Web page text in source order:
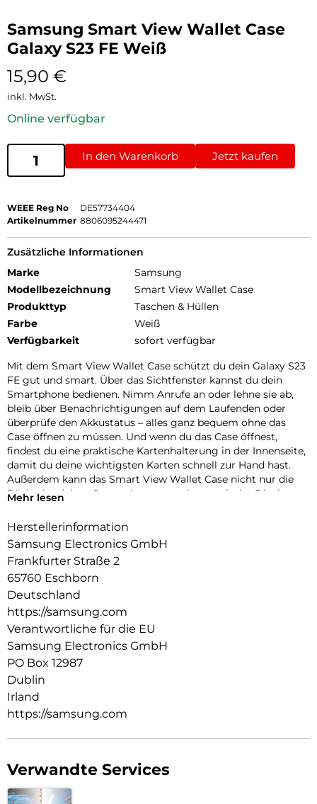
Samsung Smart View Wallet Case
Galaxy S23 FE Weiß
15,90 €
inkl. MwSt.
Online verfügbar
In den Warenkorb Jetzt kaufen
WEEE Reg No
DE57734404
Artikelnummer 8806095244471
Zusätzliche Informationen
Marke
Samsung
Modellbezeichnung
Smart View Wallet Case
Produkttyp
Taschen & Hüllen
Farbe
Weiß
Verfügbarkeit
sofort verfügbar
Mit dem Smart View Wallet Case schützt du dein Galaxy S23
FE gut und smart. Über das Sichtfenster kannst du dein
Smartphone bedienen. Nimm Anrufe an oder lehne sie ab,
bleib über Benachrichtigungen auf dem Laufenden oder
überprüfe den Akkustatus – alles ganz bequem ohne das
Case öffnen zu müssen. Und wenn du das Case öffnest,
findest du eine praktische Kartenhalterung in der Innenseite,
damit du deine wichtigsten Karten schnell zur Hand hast.
Außerdem kann das Smart View Wallet Case nicht nur die
Rückseite deines Smartphones, sondern auch das Display
Mehr lesen
Herstellerinformation
Samsung Electronics GmbH
Frankfurter Straße 2
65760 Eschborn
Deutschland
https://samsung.com
Verantwortliche für die EU
Samsung Electronics GmbH
PO Box 12987
Dublin
Irland
https://samsung.com
Verwandte Services